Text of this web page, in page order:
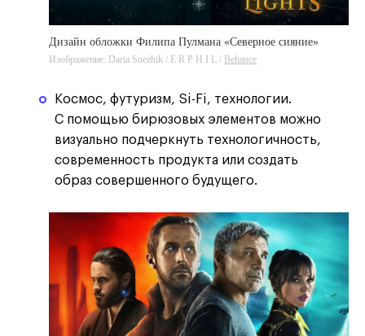
Дизайн обложки Филипа Пулмана «Северное сияние»
Изображение: Daria Snezhik / E R P H I L / Behance
Космос, футуризм, Si-Fi, технологии.
С помощью бирюзовых элементов можно
визуально подчеркнуть технологичность,
современность продукта или создать
образ совершенного будущего.